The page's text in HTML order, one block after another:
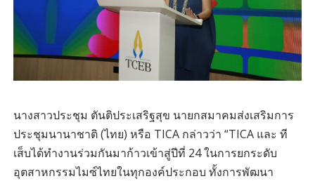
นางสาวประชุม ตันติประเสริฐสุข นายกสมาคมส่งเสริมการ
ประชุมนานาชาติ (ไทย) หรือ TICA กล่าวว่า “TICA และ ที
เส็บได้ทำงานร่วมกันมาก้าวเข้าสู่ปีที่ 24 ในการยกระดับ
อุตสาหกรรมไมซ์ไทยในทุกองค์ประกอบ ทั้งการพัฒนา